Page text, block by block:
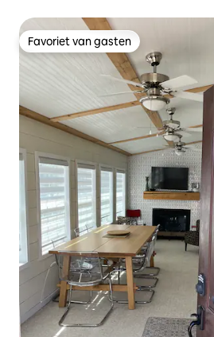
Favoriet van gasten
Favoriet van gasten